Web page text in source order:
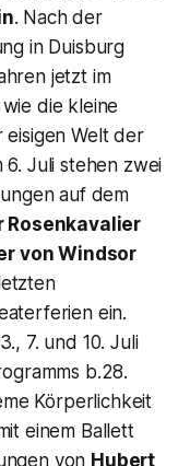
. Nach der
in Duisburg
jetzt im
die kleine
eisigen Welt der
6. Juli stehen zwei
auf dem
Rosenkavalier
von Windsor
ein.
7. und 10. Juli
b.28.
Körperlichkeit
einem Ballett
von Hubert